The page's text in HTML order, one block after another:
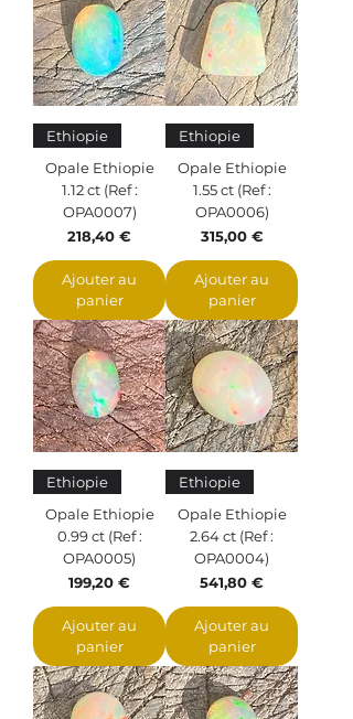
Ethiopie
Opale Ethiopie
1.12 ct (Ref :
OPA0007)
Prix
218,40 €
Ajouter au
panier
Ethiopie
Opale Ethiopie
1.55 ct (Ref :
OPA0006)
Prix
315,00 €
Ajouter au
panier
Ethiopie
Opale Ethiopie
0.99 ct (Ref :
OPA0005)
Prix
199,20 €
Ajouter au
panier
Ethiopie
Opale Ethiopie
2.64 ct (Ref :
OPA0004)
Prix
541,80 €
Ajouter au
panier